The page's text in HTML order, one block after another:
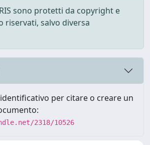
sono protetti da copyright e
salvo diversa
per citare o creare un
2318/10526